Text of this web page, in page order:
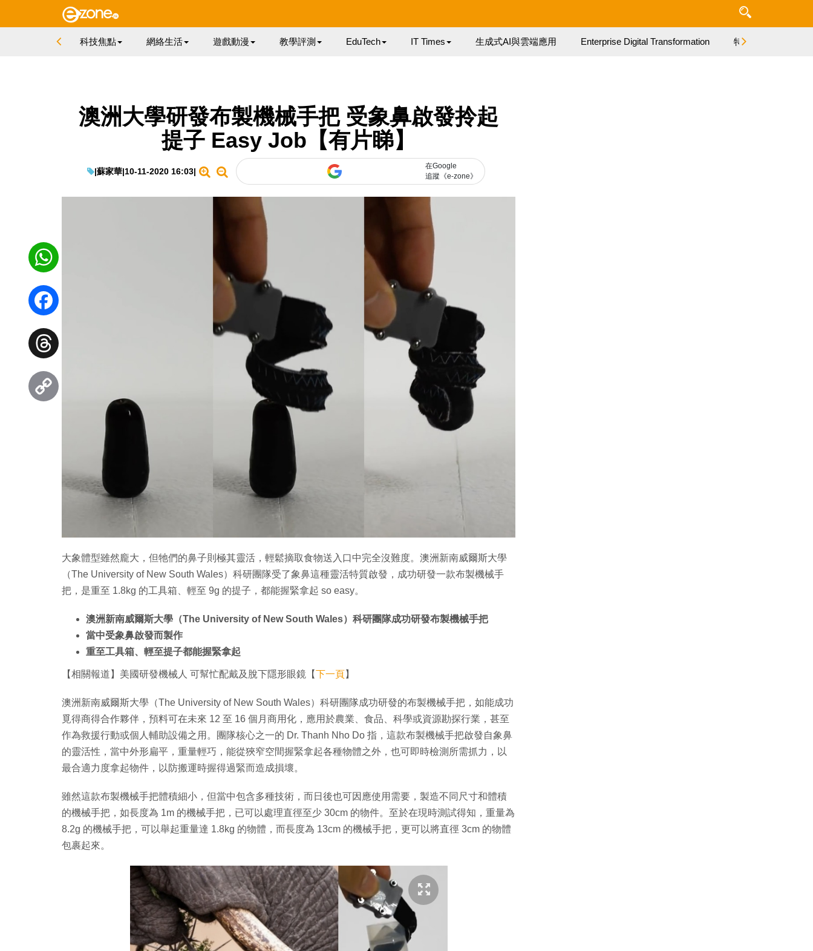
科技焦點 網絡生活 遊戲動漫 教學評測 EduTech IT Times 生成式AI與雲端應用 Enterprise Digital Transformation 特集
澳洲大學研發布製機械手把 受象鼻啟發拎起
提子 Easy Job【有片睇】
|蘇家華|10-11-2020 16:03|
在Google
追蹤《e-zone》
大象體型雖然龐大，但牠們的鼻子則極其靈活，輕鬆摘取食物送入口中完全沒難度。澳洲新南威爾斯大學
（The University of New South Wales）科研團隊受了象鼻這種靈活特質啟發，成功研發一款布製機械手
把，是重至 1.8kg 的工具箱、輕至 9g 的提子，都能握緊拿起 so easy。
澳洲新南威爾斯大學（The University of New South Wales）科研團隊成功研發布製機械手把
當中受象鼻啟發而製作
重至工具箱、輕至提子都能握緊拿起
【相關報道】美國研發機械人 可幫忙配戴及脫下隱形眼鏡【下一頁】
澳洲新南威爾斯大學（The University of New South Wales）科研團隊成功研發的布製機械手把，如能成功
覓得商得合作夥伴，預料可在未來 12 至 16 個月商用化，應用於農業、食品、科學或資源勘探行業，甚至
作為救援行動或個人輔助設備之用。團隊核心之一的 Dr. Thanh Nho Do 指，這款布製機械手把啟發自象鼻
的靈活性，當中外形扁平，重量輕巧，能從狹窄空間握緊拿起各種物體之外，也可即時檢測所需抓力，以
最合適力度拿起物件，以防搬運時握得過緊而造成損壞。
雖然這款布製機械手把體積細小，但當中包含多種技術，而日後也可因應使用需要，製造不同尺寸和體積
的機械手把，如長度為 1m 的機械手把，已可以處理直徑至少 30cm 的物件。至於在現時測試得知，重量為
8.2g 的機械手把，可以舉起重量達 1.8kg 的物體，而長度為 13cm 的機械手把，更可以將直徑 3cm 的物體
包裹起來。
WhatsApp
Facebook
Threads